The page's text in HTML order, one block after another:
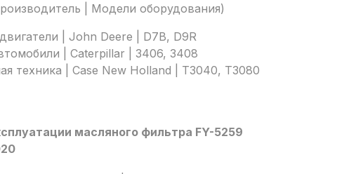
| Модели оборудования)
| John Deere | D7B, D9R
| Caterpillar | 3406, 3408
техника | Case New Holland | T3040, T3080
масляного фильтра FY-5259